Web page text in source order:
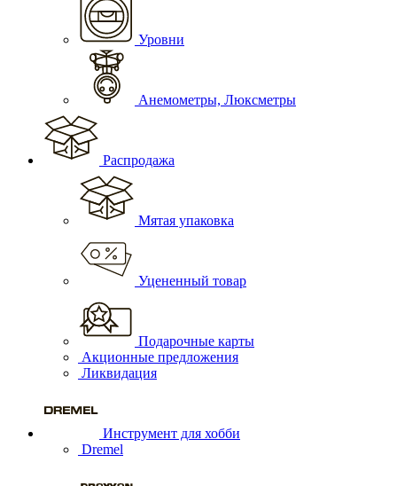
Уровни
Анемометры, Люксметры
Распродажа
Мятая упаковка
Уцененный товар
Подарочные карты
Акционные предложения
Ликвидация
Инструмент для хобби
Dremel